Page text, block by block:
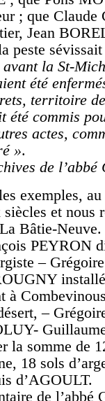
; que
Jean
peste
avant la St-
été
territoire
été commis
actes,
».
de l’abbé
exemples,
et nous
Bâtie-
PEYRON
–
–
la somme de
18 sols
d’AGOULT.
de l’abbé